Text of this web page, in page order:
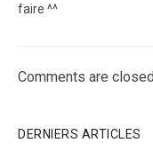
faire ^^
Comments are
DERNIERS ARTICLES